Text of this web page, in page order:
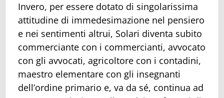
Invero, per essere dotato di singolarissima
attitudine di immedesimazione nel pensiero
e nei sentimenti altrui, Solari diventa subito
commerciante con i commercianti, avvocato
con gli avvocati, agricoltore con i contadini,
maestro elementare con gli insegnanti
dell’ordine primario e, va da sé, continua ad